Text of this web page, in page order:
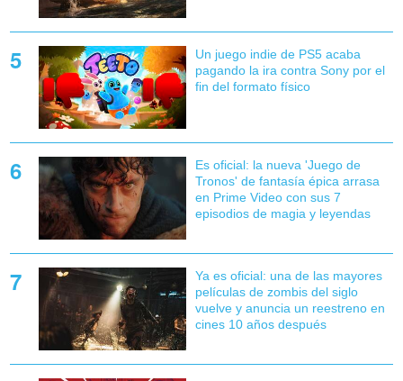
Un juego indie de PS5 acaba
pagando la ira contra Sony por el
fin del formato físico
Es oficial: la nueva 'Juego de
Tronos' de fantasía épica arrasa
en Prime Video con sus 7
episodios de magia y leyendas
Ya es oficial: una de las mayores
películas de zombis del siglo
vuelve y anuncia un reestreno en
cines 10 años después